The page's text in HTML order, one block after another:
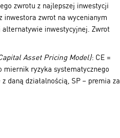
zwrotu z najlepszej inwestycji
inwestora zwrot na wycenianym
alternatywie inwestycyjnej. Zwrot
Asset Pricing Model): CE =
miernik ryzyka systematycznego
daną działalnością, SP – premia za